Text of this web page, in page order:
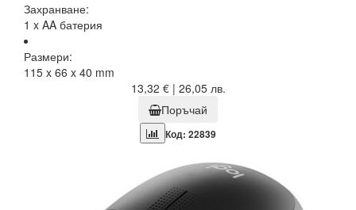
Захранване:
1 x AA батерия
Размери:
115 x 66 x 40 mm
13,32 € | 26,05 лв.
Поръчай
Код: 22839